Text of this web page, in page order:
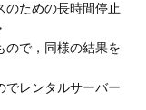
のための長時間停止
ので，同様の結果を
でレンタルサーバー